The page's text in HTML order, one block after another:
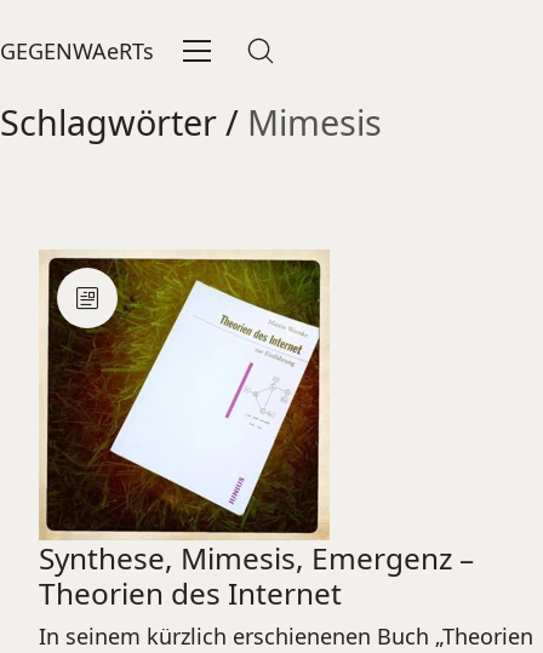
GEGENWAeRTs
Schlagwörter / Mimesis
Synthese, Mimesis, Emergenz –
Theorien des Internet
In seinem kürzlich erschienenen Buch „Theorien